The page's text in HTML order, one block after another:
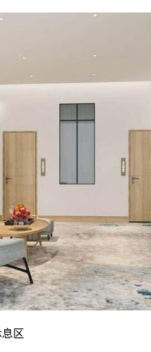
区